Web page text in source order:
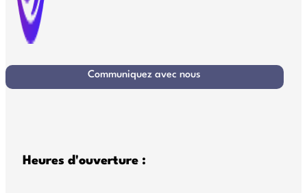
Communiquez avec nous
Heures d'ouverture :